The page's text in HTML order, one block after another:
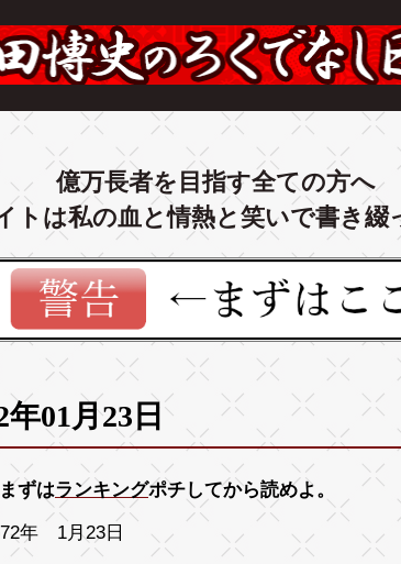
億万長者を目指す全ての方へ
トは私の血と情熱と笑いで書き綴
年01月23日
ずはランキングポチしてから読めよ。
年 1月23日